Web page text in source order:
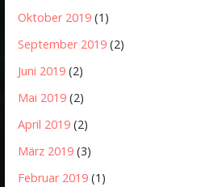
Oktober 2019 (1)
September 2019 (2)
Juni 2019 (2)
Mai 2019 (2)
April 2019 (2)
März 2019 (3)
Februar 2019 (1)